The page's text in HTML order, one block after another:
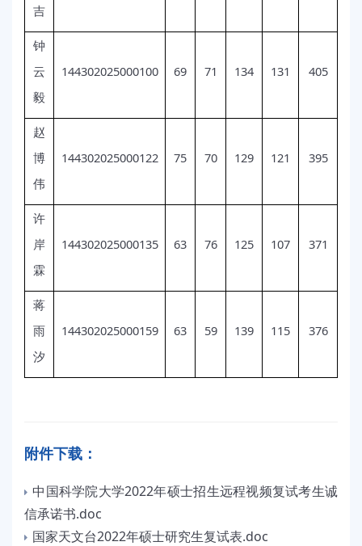
吉
钟
云
毅
144302025000100 69 71 134 131 405
赵
博
伟
144302025000122 75 70 129 121 395
许
岸
霖
144302025000135 63 76 125 107 371
蒋
雨
汐
144302025000159 63 59 139 115 376
附件下载：
中国科学院大学2022年硕士招生远程视频复试考生诚
信承诺书.doc
国家天文台2022年硕士研究生复试表.doc